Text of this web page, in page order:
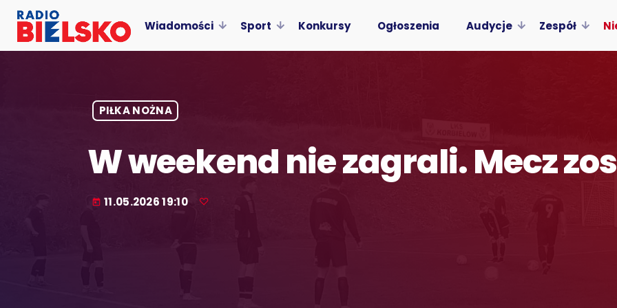
Wiadomości Sport Konkursy Ogłoszenia Audycje Zespół
PIŁKA NOŻNA
W weekend nie zagrali. Mecz
today 11.05.2026 19:10